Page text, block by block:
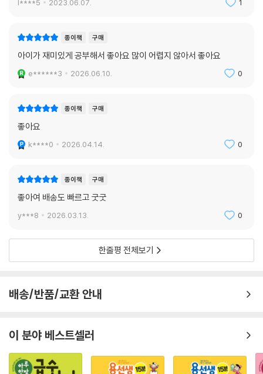
l****5 2023.06.07. 1
종이책 구매
아이가 재미있게 공부해서 좋아요 많이 어렵지 않아서 좋아요
e******3 2026.06.10. 0
종이책 구매
좋아요
k****0 2026.04.14. 0
종이책 구매
좋아여 배송도 빠르고 굿굿
y***8 2026.03.13. 0
한줄평 전체보기
배송/반품/교환 안내
이 분야 베스트셀러